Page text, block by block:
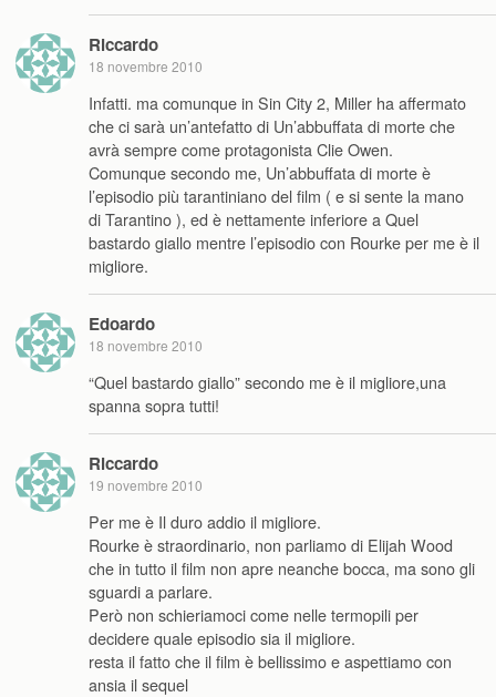
Riccardo
18 novembre 2010
Infatti. ma comunque in Sin City 2, Miller ha affermato
che ci sarà un’antefatto di Un’abbuffata di morte che
avrà sempre come protagonista Clie Owen.
Comunque secondo me, Un’abbuffata di morte è
l’episodio più tarantiniano del film ( e si sente la mano
di Tarantino ), ed è nettamente inferiore a Quel
bastardo giallo mentre l’episodio con Rourke per me è il
migliore.
Edoardo
18 novembre 2010
“Quel bastardo giallo” secondo me è il migliore,una
spanna sopra tutti!
Riccardo
19 novembre 2010
Per me è Il duro addio il migliore.
Rourke è straordinario, non parliamo di Elijah Wood
che in tutto il film non apre neanche bocca, ma sono gli
sguardi a parlare.
Però non schieriamoci come nelle termopili per
decidere quale episodio sia il migliore.
resta il fatto che il film è bellissimo e aspettiamo con
ansia il sequel